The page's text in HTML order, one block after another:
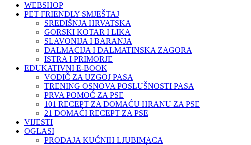
WEBSHOP
PET FRIENDLY SMJEŠTAJ
SREDIŠNJA HRVATSKA
GORSKI KOTAR I LIKA
SLAVONIJA I BARANJA
DALMACIJA I DALMATINSKA ZAGORA
ISTRA I PRIMORJE
EDUKATIVNI E-BOOK
VODIČ ZA UZGOJ PASA
TRENING OSNOVA POSLUŠNOSTI PASA
PRVA POMOĆ ZA PSE
101 RECEPT ZA DOMAĆU HRANU ZA PSE
21 DOMAĆI RECEPT ZA PSE
VIJESTI
OGLASI
PRODAJA KUĆNIH LJUBIMACA